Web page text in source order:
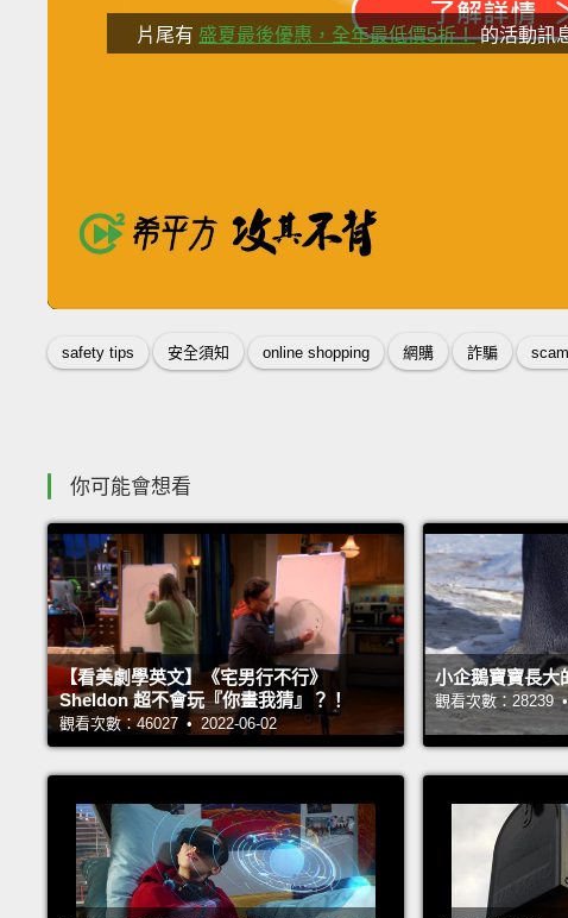
片尾有 盛夏最後優惠，全年最低價5折！的活動訊
嚴選哈佛、牛津師資
絕對掛保證的課程品質
safety tips 安全須知 online shopping 網購 詐騙 scam
你可能會想看
【看美劇學英文】《宅男行不行》
Sheldon 超不會玩『你畫我猜』？！
觀看次數：46027 • 2022-06-02
小企鵝寶寶長大
觀看次數：28239